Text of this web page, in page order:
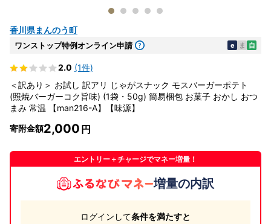
香川県まんのう町
ワンストップ特例オンライン申請 e ま 自
2.0 (1件)
＜訳あり＞ お試し 訳アリ じゃがスナック モスバーガーポテト
(照焼バーガーコク旨味) (1袋・50g) 簡易梱包 お菓子 おかし おつ
まみ 常温 【man216-A】【味源】
寄附金額2,000
エントリー＋チャージでマネー増量！
増量の内訳
ログインして条件を満たすと